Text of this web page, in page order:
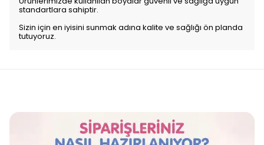
standartlara sahiptir.
Sizin için en iyisini sunmak adına kalite ve sağlığı ön planda
tutuyoruz.